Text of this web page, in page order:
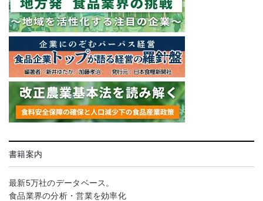
書籍案内
最新5万社のデータベース。
食品業界の分析・営業を効率化